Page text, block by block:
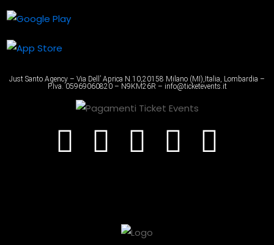
Just Santo Agency – Via Dell’ Aprica N.10,20158 Milano (MI),Italia, Lombardia –
P.Iva. 05969060820 – N9KM26R – info@ticketevents.it